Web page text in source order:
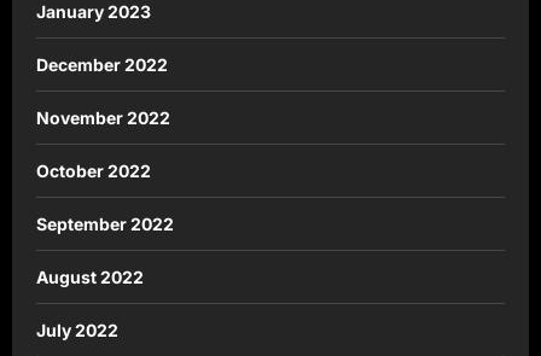
January 2023
December 2022
November 2022
October 2022
September 2022
August 2022
July 2022